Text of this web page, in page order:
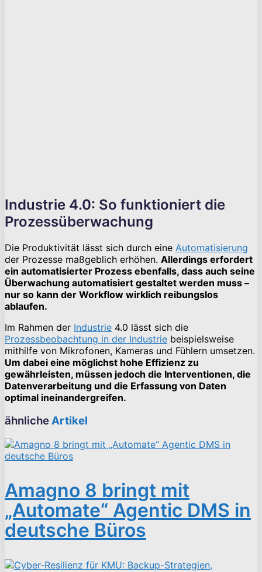
Industrie 4.0: So funktioniert die
Prozessüberwachung
Die Produktivität lässt sich durch eine Automatisierung
der Prozesse maßgeblich erhöhen. Allerdings erfordert
ein automatisierter Prozess ebenfalls, dass auch seine
Überwachung automatisiert gestaltet werden muss –
nur so kann der Workflow wirklich reibungslos
ablaufen.
Im Rahmen der Industrie 4.0 lässt sich die
Prozessbeobachtung in der Industrie beispielsweise
mithilfe von Mikrofonen, Kameras und Fühlern umsetzen.
Um dabei eine möglichst hohe Effizienz zu
gewährleisten, müssen jedoch die Interventionen, die
Datenverarbeitung und die Erfassung von Daten
optimal ineinandergreifen.
ähnlicheArtikel
Amagno 8 bringt mit
„Automate“ Agentic DMS in
deutsche Büros